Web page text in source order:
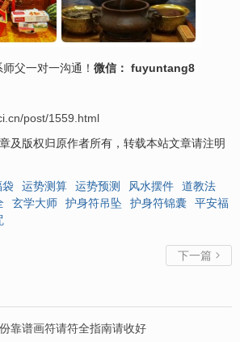
父一对一沟通！ 微信： fuyuntang8
post/1559.html
及版权归原作者所有，转载本站文章请注明
袋 运势测算 运势预测 风水摆件
道教法
玄学大师 护身符吊坠 护身符锦囊
平安福
下一篇 
靠谱画符请符全指南请收好